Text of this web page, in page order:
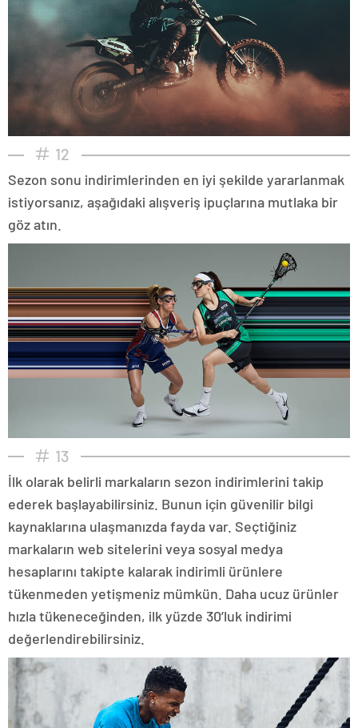
12
Sezon sonu indirimlerinden en iyi şekilde yararlanmak
istiyorsanız, aşağıdaki alışveriş ipuçlarına mutlaka bir
göz atın.
13
İlk olarak belirli markaların sezon indirimlerini takip
ederek başlayabilirsiniz. Bunun için güvenilir bilgi
kaynaklarına ulaşmanızda fayda var. Seçtiğiniz
markaların web sitelerini veya sosyal medya
hesaplarını takipte kalarak indirimli ürünlere
tükenmeden yetişmeniz mümkün. Daha ucuz ürünler
hızla tükeneceğinden, ilk yüzde 30’luk indirimi
değerlendirebilirsiniz.